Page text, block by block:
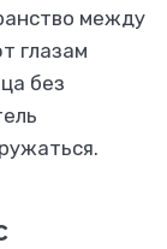
между
глазам
без